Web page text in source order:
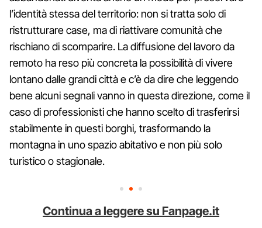
l’identità stessa del territorio: non si tratta solo di
ristrutturare case, ma di riattivare comunità che
rischiano di scomparire. La diffusione del lavoro da
remoto ha reso più concreta la possibilità di vivere
lontano dalle grandi città e c’è da dire che leggendo
bene alcuni segnali vanno in questa direzione, come il
caso di professionisti che hanno scelto di trasferirsi
stabilmente in questi borghi, trasformando la
montagna in uno spazio abitativo e non più solo
turistico o stagionale.
Continua a leggere su Fanpage.it